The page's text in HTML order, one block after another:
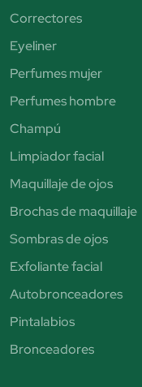
Correctores
Eyeliner
Perfumes mujer
Perfumes hombre
Champú
Limpiador facial
Maquillaje de ojos
Brochas de maquillaje
Sombras de ojos
Exfoliante facial
Autobronceadores
Pintalabios
Bronceadores